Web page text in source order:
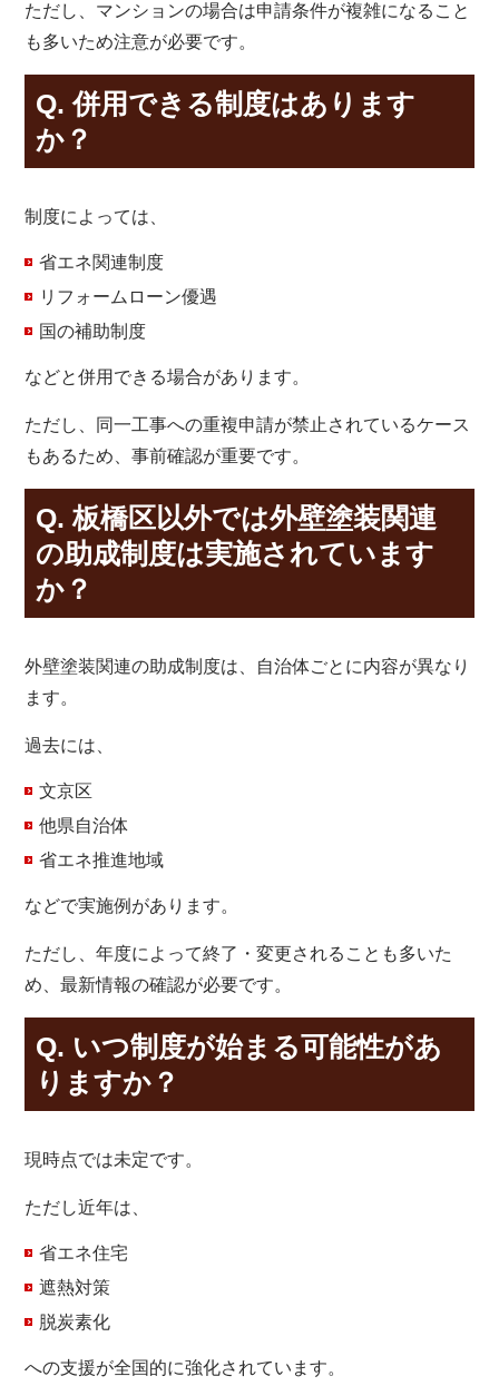
ただし、マンションの場合は申請条件が複雑になること
も多いため注意が必要です。
Q. 併用できる制度はあります
か？
制度によっては、
省エネ関連制度
リフォームローン優遇
国の補助制度
などと併用できる場合があります。
ただし、同一工事への重複申請が禁止されているケース
もあるため、事前確認が重要です。
Q. 板橋区以外では外壁塗装関連
の助成制度は実施されています
か？
外壁塗装関連の助成制度は、自治体ごとに内容が異なり
ます。
過去には、
文京区
他県自治体
省エネ推進地域
などで実施例があります。
ただし、年度によって終了・変更されることも多いた
め、最新情報の確認が必要です。
Q. いつ制度が始まる可能性があ
りますか？
現時点では未定です。
ただし近年は、
省エネ住宅
遮熱対策
脱炭素化
への支援が全国的に強化されています。